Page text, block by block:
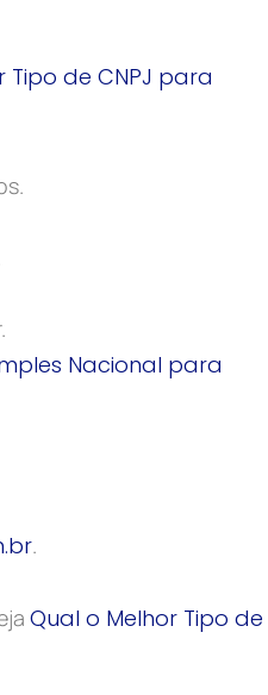
Tipo de CNPJ para
Nacional para
.
Qual o Melhor Tipo de